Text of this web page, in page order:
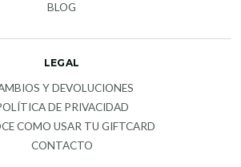
BLOG
LEGAL
Y DEVOLUCIONES
DE PRIVACIDAD
COMO USAR TU GIFTCARD
CONTACTO